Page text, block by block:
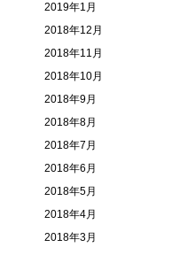
2019年1月
2018年12月
2018年11月
2018年10月
2018年9月
2018年8月
2018年7月
2018年6月
2018年5月
2018年4月
2018年3月